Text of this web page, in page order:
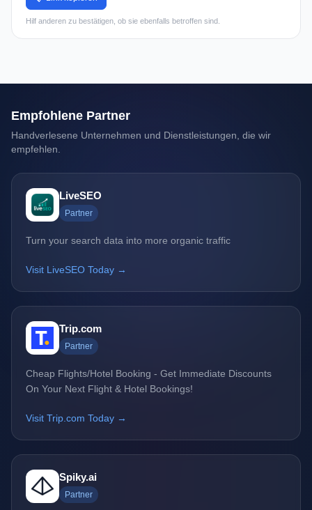
Hilf anderen zu bestätigen, ob sie ebenfalls betroffen sind.
Empfohlene Partner
Handverlesene Unternehmen und Dienstleistungen, die wir
empfehlen.
LiveSEO
Partner
Turn your search data into more organic traffic
Visit LiveSEO Today →
Trip.com
Partner
Cheap Flights/Hotel Booking - Get Immediate Discounts
On Your Next Flight & Hotel Bookings!
Visit Trip.com Today →
Spiky.ai
Partner